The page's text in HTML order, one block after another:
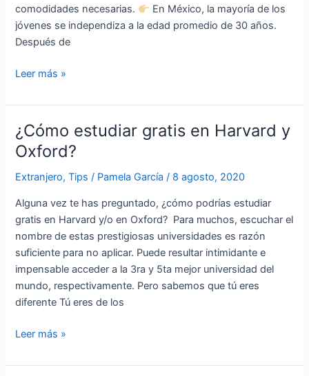
comodidades necesarias.
En México, la mayoría de los
jóvenes se independiza a la edad promedio de 30 años.
Después de
Leer más »
¿Cómo estudiar gratis en Harvard y
Oxford?
Extranjero,Tips / Pamela García/ 8 agosto, 2020
Alguna vez te has preguntado, ¿cómo podrías estudiar
gratis en Harvard y/o en Oxford? Para muchos, escuchar el
nombre de estas prestigiosas universidades es razón
suficiente para no aplicar. Puede resultar intimidante e
impensable acceder a la 3ra y 5ta mejor universidad del
mundo, respectivamente. Pero sabemos que tú eres
diferente Tú eres de los
¿Cómo
estudiar
gratis
en
Oxford?
Leer más »